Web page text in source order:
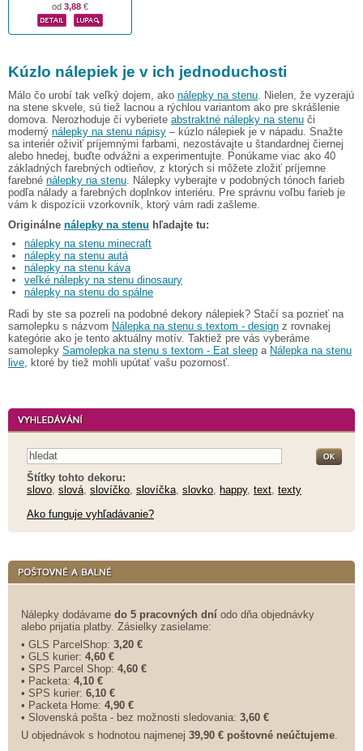
od 3,88 €
Kúzlo nálepiek je v ich jednoduchosti
Málo čo urobí tak veľký dojem, ako nálepky na stenu . Nielen, že vyzerajú
na stene skvele, sú tiež lacnou a rýchlou variantom ako pre skrášlenie
domova. Nerozhoduje či vyberiete abstraktné nálepky na stenu či
moderný nálepky na stenu nápisy – kúzlo nálepiek je v nápadu. Snažte
sa interiér oživiť príjemnými farbami, nezostávajte u štandardnej čiernej
alebo hnedej, buďte odvážni a experimentujte. Ponúkame viac ako 40
základných farebných odtieňov, z ktorých si môžete zložiť príjemne
farebné nálepky na stenu . Nálepky vyberajte v podobných tónoch farieb
podľa nálady a farebných doplnkov interiéru. Pre správnu voľbu farieb je
vám k dispozícii vzorkovník, ktorý vám radi zašleme.
Originálne nálepky na stenu hľadajte tu:
nálepky na stenu minecraft
nálepky na stenu autá
nálepky na stenu káva
veľké nálepky na stenu dinosaury
nálepky na stenu do spálne
Radi by ste sa pozreli na podobné dekory nálepiek? Stačí sa pozrieť na
samolepku s názvom Nálepka na stenu s textom - design z rovnakej
kategórie ako je tento aktuálny motív. Taktiež pre vás vyberáme
samolepky Samolepka na stenu s textom - Eat sleep a Nálepka na stenu
live , ktoré by tiež mohli upútať vašu pozornosť.
Štítky tohto dekoru:
slovo slová slovíčko slovíčka slovko happy, text texty
Ako funguje vyhľadávanie?
Nálepky dodávame do 5 pracovných dní odo dňa objednávky
alebo prijatia platby. Zásielky zasielame:
• GLS ParcelShop: 3,20 €
• GLS kurier: 4,60 €
• SPS Parcel Shop: 4,60 €
• Packeta: 4,10 €
• SPS kurier: 6,10 €
• Packeta Home: 4,90 €
• Slovenská pošta - bez možnosti sledovania: 3,60 €
U objednávok s hodnotou najmenej 39,90 € poštovné neúčtujeme